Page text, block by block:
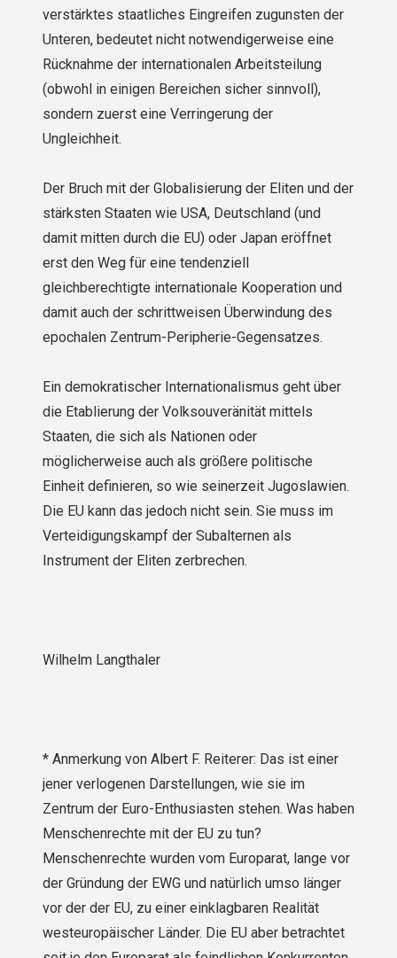
verstärktes staatliches Eingreifen zugunsten der
Unteren, bedeutet nicht notwendigerweise eine
Rücknahme der internationalen Arbeitsteilung
(obwohl in einigen Bereichen sicher sinnvoll),
sondern zuerst eine Verringerung der
Ungleichheit.
Der Bruch mit der Globalisierung der Eliten und der
stärksten Staaten wie USA, Deutschland (und
damit mitten durch die EU) oder Japan eröffnet
erst den Weg für eine tendenziell
gleichberechtigte internationale Kooperation und
damit auch der schrittweisen Überwindung des
epochalen Zentrum-Peripherie-Gegensatzes.
Ein demokratischer Internationalismus geht über
die Etablierung der Volksouveränität mittels
Staaten, die sich als Nationen oder
möglicherweise auch als größere politische
Einheit definieren, so wie seinerzeit Jugoslawien.
Die EU kann das jedoch nicht sein. Sie muss im
Verteidigungskampf der Subalternen als
Instrument der Eliten zerbrechen.
Wilhelm Langthaler
* Anmerkung von Albert F. Reiterer: Das ist einer
jener verlogenen Darstellungen, wie sie im
Zentrum der Euro-Enthusiasten stehen. Was haben
Menschenrechte mit der EU zu tun?
Menschenrechte wurden vom Europarat, lange vor
der Gründung der EWG und natürlich umso länger
vor der der EU, zu einer einklagbaren Realität
westeuropäischer Länder. Die EU aber betrachtet